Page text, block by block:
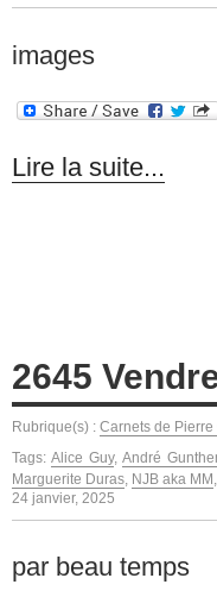
images
Lire la suite...
2645
Rubrique(s) : Carnets de
Tags: Alice Guy, André
Marguerite Duras, NJB aka MM ,
24 janvier, 2025
par beau temps